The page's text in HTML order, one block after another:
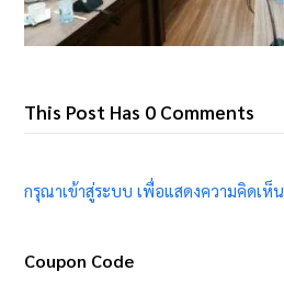
This Post Has 0 Comments
กรุณาเข้าสู่ระบบ เพื่อแสดงความคิดเห็น
Coupon Code